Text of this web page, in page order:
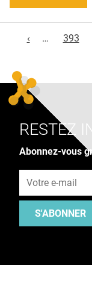
‹
… 393
RESTEZ
Abonnez-vous
S'ABONNER